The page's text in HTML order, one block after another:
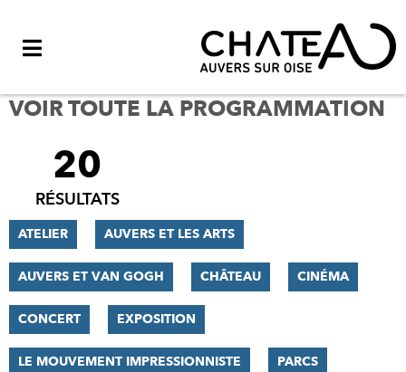
VOIR TOUTE LA PROGRAMMATION
FILTRER
RÉSULTATS
20
RÉSULTATS
ATELIER AUVERS ET LES ARTS
AUVERS ET VAN GOGH CHÂTEAU CINÉMA
CONCERT EXPOSITION
LE MOUVEMENT IMPRESSIONNISTE PARCS